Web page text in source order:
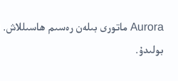
بولىدۇ.